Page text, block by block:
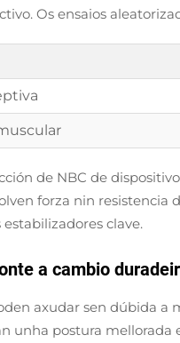
Os ensaios
de NBC de
forza nin resistencia
clave.
a cambio
axudar sen dúbida a
unha postura